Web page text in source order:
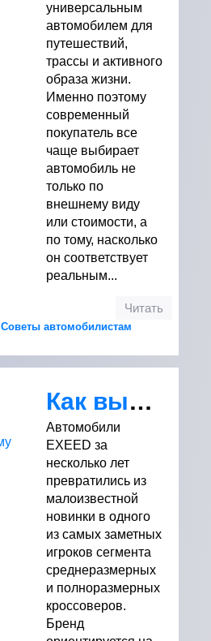
универсальным
автомобилем для
путешествий,
трассы и активного
образа жизни.
Именно поэтому
современный
покупатель все
чаще выбирает
автомобиль не
только по
внешнему виду
или стоимости, а
по тому, насколько
он соответствует
реальным...
Читать
Советы автомобилистам
Как выбрать автомобиль EXEED: полный гид по модельному ряду
Автомобили
EXEED за
несколько лет
превратились из
малоизвестной
новинки в одного
из самых заметных
игроков сегмента
среднеразмерных
и полноразмерных
кроссоверов.
Бренд